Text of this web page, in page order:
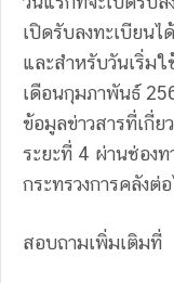
เปิดรับลงทะเบียน
และสำหรับวันเริ่มใ
เดือนกุมภาพันธ์
ข้อมูลข่าวสารที่เกี่ย
ระยะที่ 4 ผ่านช่อง
กระทรวงการคลังต่
สอบถามเพิ่มเติมที่